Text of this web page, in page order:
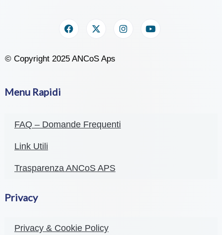
© Copyright 2025 ANCoS Aps
Menu Rapidi
FAQ – Domande Frequenti
Link Utili
Trasparenza ANCoS APS
Privacy
Privacy & Cookie Policy